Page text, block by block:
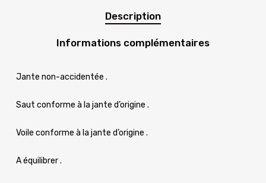
Description
Informations complémentaires
Jante non-accidentée .
Saut conforme à la jante d’origine .
Voile conforme à la jante d’origine .
A équilibrer .